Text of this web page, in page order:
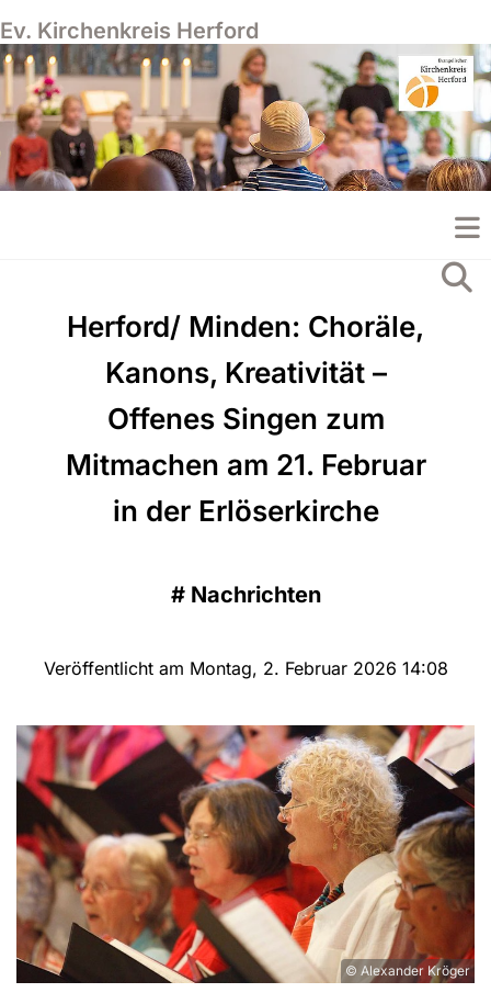
Ev. Kirchenkreis Herford
Herford/ Minden: Choräle,
Kanons, Kreativität –
Offenes Singen zum
Mitmachen am 21. Februar
in der Erlöserkirche
# Nachrichten
Veröffentlicht am Montag, 2. Februar 2026 14:08
© Alexander Kröger